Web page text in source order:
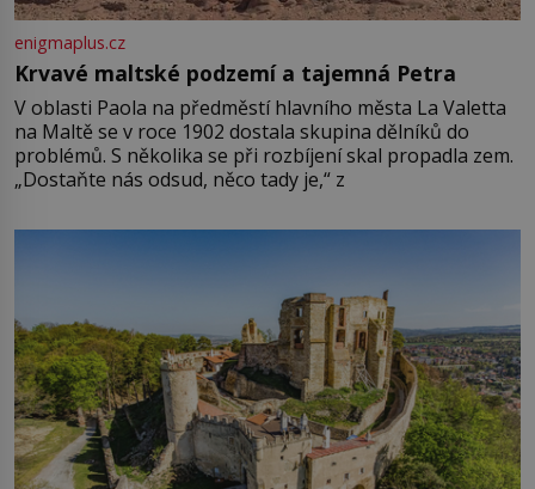
enigmaplus.cz
Krvavé maltské podzemí a tajemná Petra
V oblasti Paola na předměstí hlavního města La Valetta
na Maltě se v roce 1902 dostala skupina dělníků do
problémů. S několika se při rozbíjení skal propadla zem.
„Dostaňte nás odsud, něco tady je,“ z